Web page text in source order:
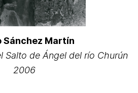
Sánchez Martín
Salto de Ángel del río Churún
2006